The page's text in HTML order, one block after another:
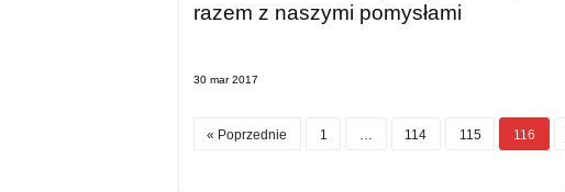
razem z naszymi pomysłami
30 mar 2017
« Poprzednie 1 114 115 116